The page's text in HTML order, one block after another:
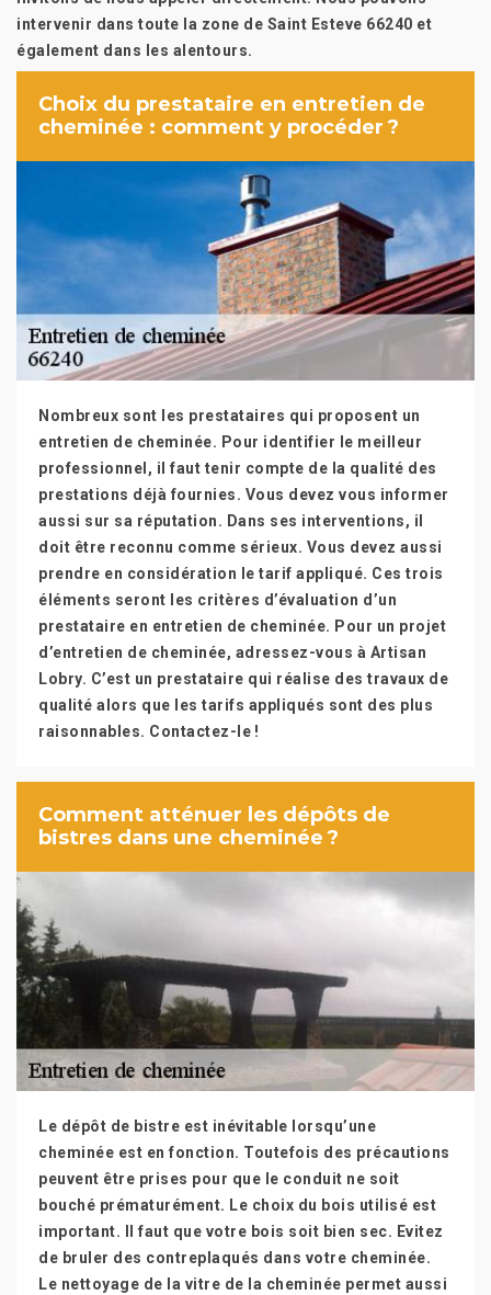
intervenir dans toute la zone de Saint Esteve 66240 et
également dans les alentours.
Choix du prestataire en entretien de
cheminée : comment y procéder ?
Nombreux sont les prestataires qui proposent un
entretien de cheminée. Pour identifier le meilleur
professionnel, il faut tenir compte de la qualité des
prestations déjà fournies. Vous devez vous informer
aussi sur sa réputation. Dans ses interventions, il
doit être reconnu comme sérieux. Vous devez aussi
prendre en considération le tarif appliqué. Ces trois
éléments seront les critères d’évaluation d’un
prestataire en entretien de cheminée. Pour un projet
d’entretien de cheminée, adressez-vous à Artisan
Lobry. C’est un prestataire qui réalise des travaux de
qualité alors que les tarifs appliqués sont des plus
raisonnables. Contactez-le !
Comment atténuer les dépôts de
bistres dans une cheminée ?
Le dépôt de bistre est inévitable lorsqu’une
cheminée est en fonction. Toutefois des précautions
peuvent être prises pour que le conduit ne soit
bouché prématurément. Le choix du bois utilisé est
important. Il faut que votre bois soit bien sec. Evitez
de bruler des contreplaqués dans votre cheminée.
Le nettoyage de la vitre de la cheminée permet aussi